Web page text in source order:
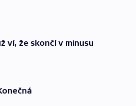
ví, že skončí v minusu